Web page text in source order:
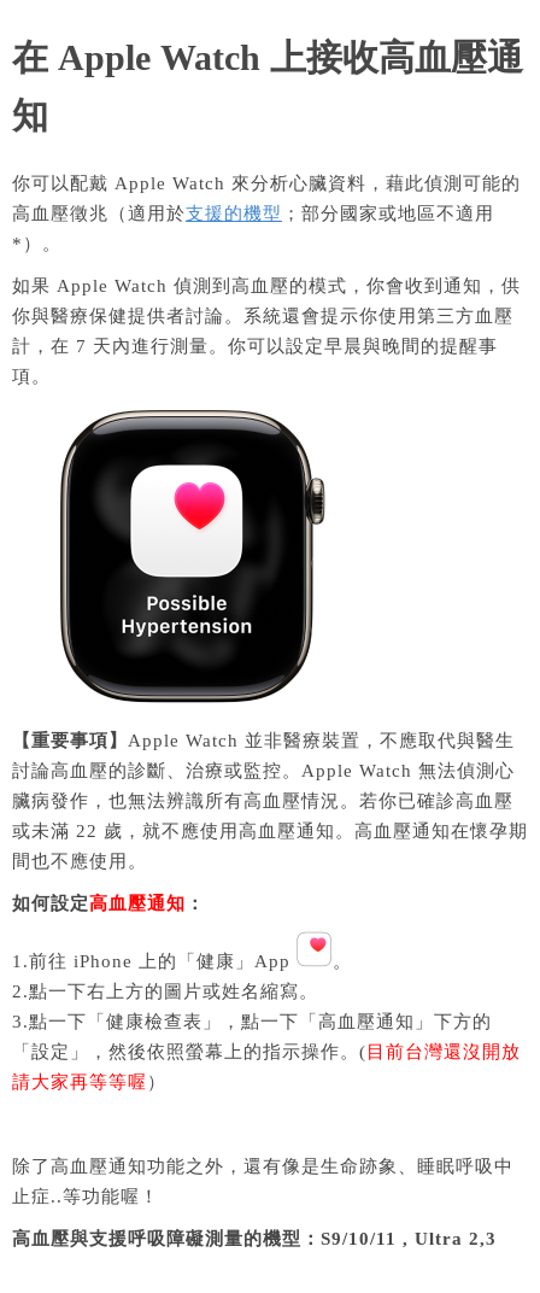
在 Apple Watch 上接收高血壓通
知
你可以配戴 Apple Watch 來分析心臟資料，藉此偵測可能的
高血壓徵兆（適用於支援的機型 ；部分國家或地區不適用
*）。
如果 Apple Watch 偵測到高血壓的模式，你會收到通知，供
你與醫療保健提供者討論。系統還會提示你使用第三方血壓
計，在 7 天內進行測量。你可以設定早晨與晚間的提醒事
項。
【重要事項】 Apple Watch 並非醫療裝置，不應取代與醫生
討論高血壓的診斷、治療或監控。Apple Watch 無法偵測心
臟病發作，也無法辨識所有高血壓情況。若你已確診高血壓
或未滿 22 歲，就不應使用高血壓通知。高血壓通知在懷孕期
間也不應使用。
如何設定高血壓通知 ：
1.前往 iPhone 上的「健康」App
。
2.點一下右上方的圖片或姓名縮寫。
3.點一下「健康檢查表」，點一下「高血壓通知」下方的
「設定」，然後依照螢幕上的指示操作。( 目前台灣還沒開放
請大家再等等喔 ）
除了高血壓通知功能之外，還有像是生命跡象、睡眠呼吸中
止症..等功能喔！
高血壓與支援呼吸障礙測量的機型：S9/10/11 , Ultra 2,3